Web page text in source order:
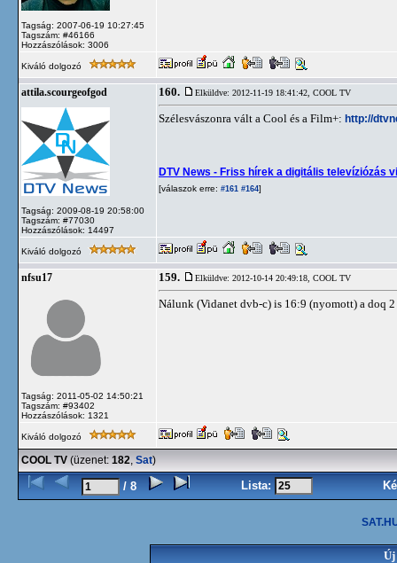
Tagság: 2007-06-19 10:27:45
Tagszám: #46166
Hozzászólások: 3006
Kiváló dolgozó
attila.scourgeofgod
Tagság: 2009-08-19 20:58:00
Tagszám: #77030
Hozzászólások: 14497
160. Elküldve: 2012-11-19 18:41:42, COOL TV
Szélesvászonra vált a Cool és a Film+: http://
DTV News - Friss hírek a digitális televíziózás
[válaszok erre: #161 #164]
Kiváló dolgozó
nfsu17
Tagság: 2011-05-02 14:50:21
Tagszám: #93402
Hozzászólások: 1321
159. Elküldve: 2012-10-14 20:49:18, COOL TV
Nálunk (Vidanet dvb-c) is 16:9 (nyomott) a doq 2
Kiváló dolgozó
COOL TV (üzenet: 182, Sat)
/ 8 Lista:
Új